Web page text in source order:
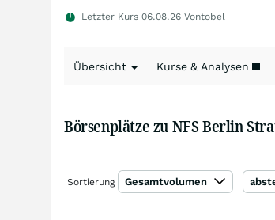
Letzter Kurs 06.08.26 Vontobel
Übersicht Kurse & Analysen
Börsenplätze zu NFS Berlin
Sortierung Gesamtvolumen